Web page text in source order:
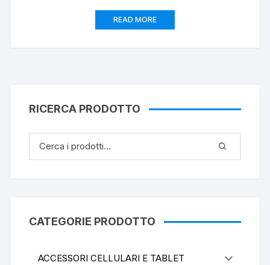
READ MORE
RICERCA PRODOTTO
CATEGORIE PRODOTTO
ACCESSORI CELLULARI E TABLET